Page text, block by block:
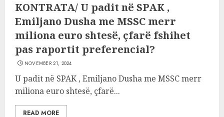
KONTRATA/ U padit në SPAK ,
Emiljano Dusha me MSSC merr
miliona euro shtesë, çfarë fshihet
pas raportit preferencial?
NOVEMBER 21, 2024
U padit në SPAK , Emiljano Dusha me MSSC merr
miliona euro shtesë, çfarë...
READ MORE